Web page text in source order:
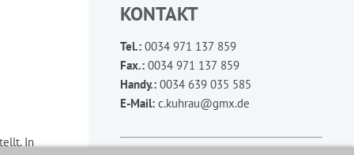
In
KONTAKT
Tel.: 0034 971 137 859
Fax.: 0034 971 137 859
Handy.: 0034 639 035 585
E-Mail: c.kuhrau@gmx.de